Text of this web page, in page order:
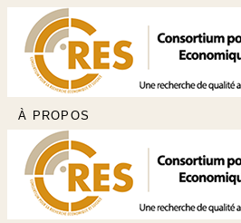
À PROPOS